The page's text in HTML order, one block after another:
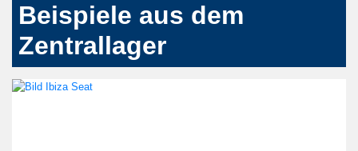
Beispiele aus dem
Zentrallager